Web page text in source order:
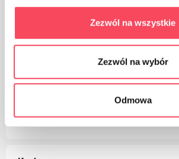
Zezwól na wszystkie
Zezwól na wybór
Odmowa
grillaamiseen
Siinä valmistetut ruokia
luonnollisen maun, aromin ja